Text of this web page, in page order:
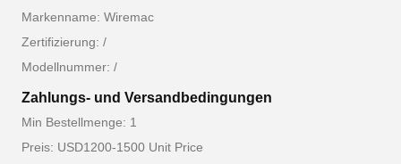
Markenname: Wiremac
Zertifizierung: /
Modellnummer: /
Zahlungs- und Versandbedingungen
Min Bestellmenge: 1
Preis: USD1200-1500 Unit Price